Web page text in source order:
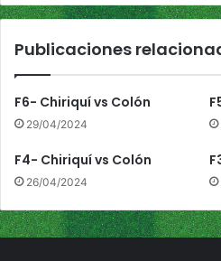
a
t
Publicaciones
F6- Chiriquí vs Colón
29/04/2024
F4- Chiriquí vs Colón
26/04/2024